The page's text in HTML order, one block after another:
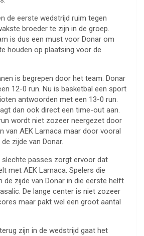
de eerste wedstrijd ruim tegen
broeder te zijn in de groep.
is dus een must voor Donar om
houden op plaatsing voor de
is begrepen door het team. Donar
12-0 run. Nu is basketbal een sport
antwoorden met een 13-0 run.
dan ook direct een time-out aan.
wordt niet zozeer neergezet door
van AEK Larnaca maar door vooral
zijde van Donar.
passes zorgt ervoor dat
met AEK Larnaca. Spelers die
de zijde van Donar in die eerste helft
De lange center is niet zozeer
maar pakt wel een groot aantal
zijn in de wedstrijd gaat het